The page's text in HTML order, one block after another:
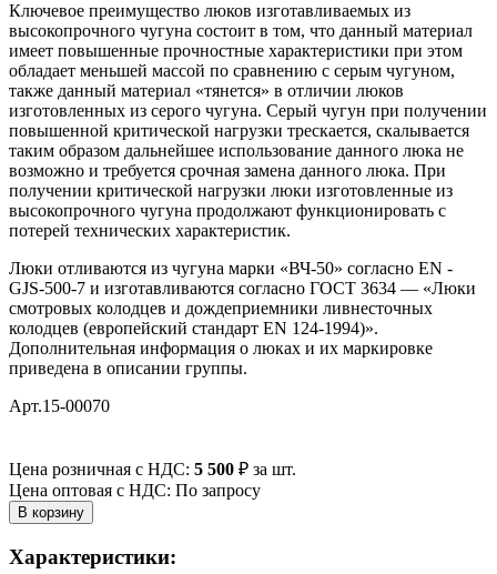
Ключевое преимущество люков изготавливаемых из
высокопрочного чугуна состоит в том, что данный материал
имеет повышенные прочностные характеристики при этом
обладает меньшей массой по сравнению с серым чугуном,
также данный материал «тянется» в отличии люков
изготовленных из серого чугуна. Серый чугун при получении
повышенной критической нагрузки трескается, скалывается
таким образом дальнейшее использование данного люка не
возможно и требуется срочная замена данного люка. При
получении критической нагрузки люки изготовленные из
высокопрочного чугуна продолжают функционировать с
потерей технических характеристик.
Люки отливаются из чугуна марки «ВЧ-50» согласно EN -
GJS-500-7 и изготавливаются согласно ГОСТ 3634 — «Люки
смотровых колодцев и дождеприемники ливнесточных
колодцев (европейский стандарт EN 124-1994)».
Дополнительная информация о люках и их маркировке
приведена в описании группы.
Арт.15-00070
Цена розничная с НДС: 5 500 ₽ за шт.
Цена оптовая с НДС: По запросу
Характеристики: